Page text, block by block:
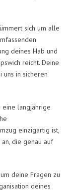
sich um alle
deines Hab und
reicht. Deine
in sicheren
langjährige
einzigartig ist,
die genau auf
deine Fragen zu
deines